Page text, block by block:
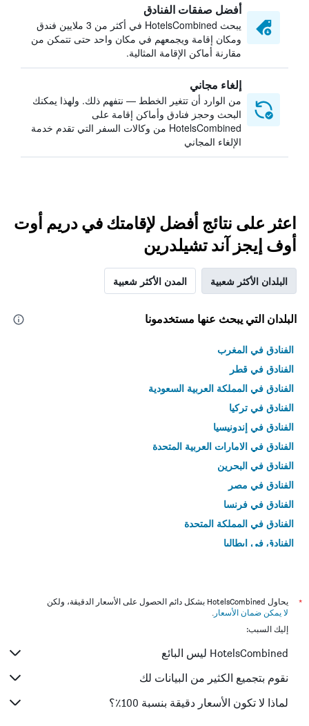
أفضل صفقات الفنادق
يبحث HotelsCombined في أكثر من 3 ملايين فندق
ومكان إقامة ويجمعهم في مكان واحد حتى تتمكن من
مقارنة أماكن الإقامة المثالية.
إلغاء مجاني
من الوارد أن تتغير الخطط — نتفهم ذلك. ولهذا يمكنك
البحث وحجز فنادق وأماكن إقامة على
HotelsCombined من وكالات السفر التي تقدم خدمة
الإلغاء المجاني
اعثر على نتائج أفضل لإقامتك في دريم أوت
أوف إيجز آند تشيلدرين
البلدان الأكثر شعبية المدن الأكثر شعبية
البلدان التي يبحث عنها مستخدمونا
الفنادق في المغرب
الفنادق في قطر
الفنادق في المملكة العربية السعودية
الفنادق في تركيا
الفنادق في إندونيسيا
الفنادق في الامارات العربية المتحدة
الفنادق في البحرين
الفنادق في مصر
الفنادق في فرنسا
الفنادق في المملكة المتحدة
الفنادق في إيطاليا
*
يحاول HotelsCombined بشكل دائم الحصول على الأسعار الدقيقة، ولكن
لا يمكن ضمان الأسعار .
إليك السبب:
HotelsCombined ليس البائع
نقوم بتجميع الكثير من البيانات لك
لماذا لا تكون الأسعار دقيقة بنسبة 100٪؟